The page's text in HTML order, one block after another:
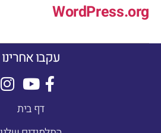
WordPress.org
דף בית
עקבו אחרינו